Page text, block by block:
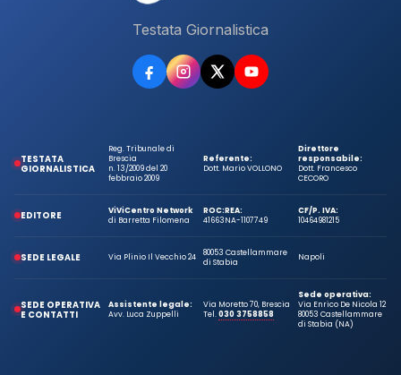
Testata Giornalistica
TESTATA
GIORNALISTICA
Reg. Tribunale di
Brescia
n. 13/2009 del 20
febbraio 2009
Referente:
Dott. Mario VOLLONO
Direttore
responsabile:
Dott. Francesco
CECORO
EDITORE
ViViCentro Network
di Barretta Filomena
ROC:
41663
REA:
NA-1107749
CF/P. IVA:
10464981215
SEDE LEGALE Via Plinio Il Vecchio 24
80053 Castellammare
di Stabia
Napoli
SEDE OPERATIVA
E CONTATTI
Assistente legale:
Avv. Luca Zuppelli
Via Moretto 70, Brescia
Tel.030 3758858
Sede operativa:
Via Enrico De Nicola 12
80053 Castellammare
di Stabia (NA)